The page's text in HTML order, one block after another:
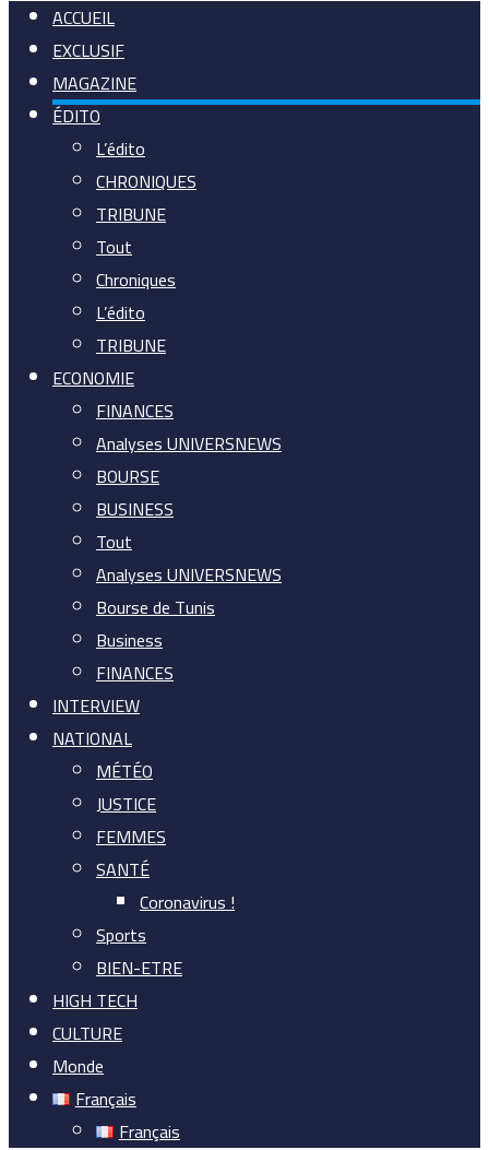
ACCUEIL
EXCLUSIF
MAGAZINE
ÉDITO
L’édito
CHRONIQUES
TRIBUNE
Tout
Chroniques
L’édito
TRIBUNE
ECONOMIE
FINANCES
Analyses UNIVERSNEWS
BOURSE
BUSINESS
Tout
Analyses UNIVERSNEWS
Bourse de Tunis
Business
FINANCES
INTERVIEW
NATIONAL
MÉTÉO
JUSTICE
FEMMES
SANTÉ
Coronavirus !
Sports
BIEN-ETRE
HIGH TECH
CULTURE
Monde
Français
Français